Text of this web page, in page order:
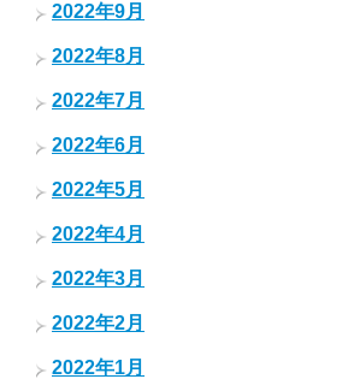
2022年9月
2022年8月
2022年7月
2022年6月
2022年5月
2022年4月
2022年3月
2022年2月
2022年1月